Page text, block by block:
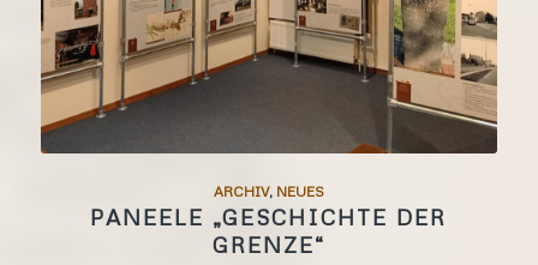
ARCHIV, NEUES
PANEELE „GESCHICHTE DER
GRENZE“